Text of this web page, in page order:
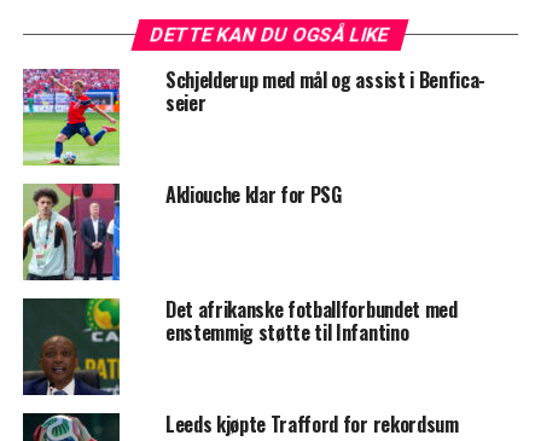
DETTE KAN DU OGSÅ LIKE
Schjelderup med mål og assist i Benfica-
seier
Akliouche klar for PSG
Det afrikanske fotballforbundet med
enstemmig støtte til Infantino
Leeds kjøpte Trafford for rekordsum